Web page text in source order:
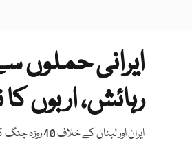
ایرانی حملوں
رہائش، اربوں
ایران اور لبنان کے خلاف 40 روزہ جنگ کی مجموعی لاگت تقریباً 17.5 ارب ڈالر تک پہنچ چکی ہے